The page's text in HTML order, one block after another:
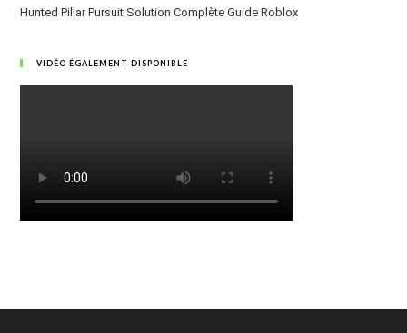
Hunted Pillar Pursuit Solution Complète Guide Roblox
VIDÉO ÉGALEMENT DISPONIBLE